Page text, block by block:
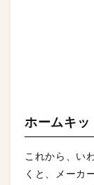
ホームキッ
これから、い
くと、メーカ